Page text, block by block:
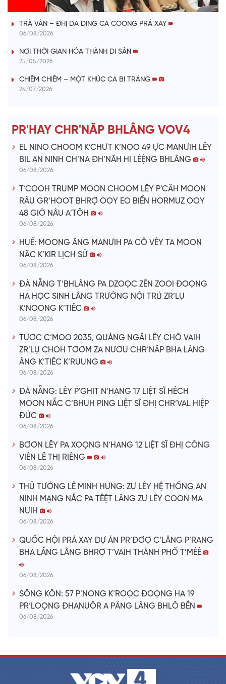
a
V
i
e
o
VÀI PHÚT DÀNH CHO QUẢNG BÁ
TRÀ VÂN – ĐHỊ DA DING CA COONG PRÁ XAY
06/08/2026
NƠI THỜI GIAN HÓA THÀNH DI SẢN
25/05/2026
CHIÊM CHIÊM – MỘT KHÚC CA BI TRÁNG
24/07/2026
PR'HAY CHR'NĂP BHLÂNG VOV4
EL NINO CHOOM K’CHƯT K’NỌO 49 ỰC MANƯIH LÊY
BIL AN NINH CH’NA ĐH’NĂH HI LÊỆNG BHLÂNG
06/08/2026
T’COOH TRUMP MOON CHOOM LÊY P’CĂH MOON
RÂU GR’HOOT BHRỢ OOY EO BIỂN HORMUZ OOY
48 GIỜ NÂU A’TÔH
06/08/2026
HUẾ: MOONG ÂNG MANƯIH PA CÔ VÊY TA MOON
NĂC K’KIR LỊCH SỬ
06/08/2026
ĐÀ NẴNG T’BHLÂNG PA DZOỌC ZÊN ZOOI ĐOỌNG
HA HỌC SINH LÂNG TRƯỜNG NỘI TRÚ ZR’LỤ
K’NOONG K’TIÊC
06/08/2026
TƯƠC C’MOO 2035, QUẢNG NGÃI LÊY CHÔ VAIH
ZR’LỤ CHOH TƠƠM ZA NƯƠU CHR’NĂP BHA LÂNG
ÂNG K’TIÊC K’RUUNG
06/08/2026
ĐÀ NẴNG: LÊY P'GHIT N’HANG 17 LIỆT SĨ HÊCH
MOON NẮC C’BHUH PING LIỆT SĨ ĐHỊ CHR’VAL HIỆP
ĐỨC
06/08/2026
BƠƠN LÊY PA XOỌNG N’HANG 12 LIỆT SĨ ĐHỊ CÔNG
VIÊN LÊ THỊ RIÊNG
06/08/2026
THỦ TƯỚNG LÊ MINH HƯNG: ZƯ LÊY HỆ THỐNG AN
NINH MẠNG NẮC PA TÊỆT LÂNG ZƯ LÊY COON MA
NƯIH
06/08/2026
QUỐC HỘI PRÁ XAY DỰ ÁN PR’ĐƠỢ C’LÂNG P’RANG
BHA LẦNG LÂNG BHRỢ T’VAIH THÀNH PHỐ T’MÊÊ
06/08/2026
SÔNG KÔN: 57 P’NONG K’ROỌC ĐOỌNG HA 19
PR’LOỌNG ĐHANUÔR A PĂNG LÂNG BHLÔ BỀN
06/08/2026